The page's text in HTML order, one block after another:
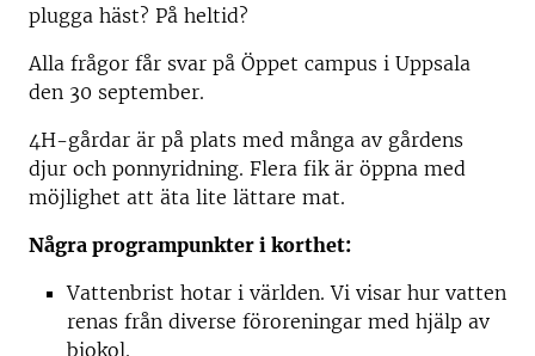
plugga häst? På heltid?
Alla frågor får svar på Öppet campus i Uppsala
den 30 september.
4H-gårdar är på plats med många av gårdens
djur och ponnyridning. Flera fik är öppna med
möjlighet att äta lite lättare mat.
Några programpunkter i korthet:
Vattenbrist hotar i världen. Vi visar hur vatten
renas från diverse föroreningar med hjälp av
biokol.